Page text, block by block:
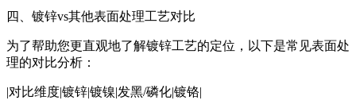
四、镀锌vs其他表面处理工艺对比
为了帮助您更直观地了解镀锌工艺的定位，以下是常见表面处
理的对比分析：
|对比维度|镀锌|镀镍|发黑/磷化|镀铬|